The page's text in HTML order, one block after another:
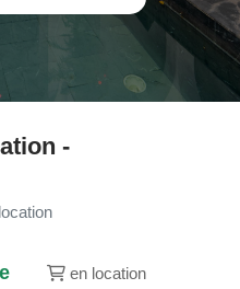
-
en location